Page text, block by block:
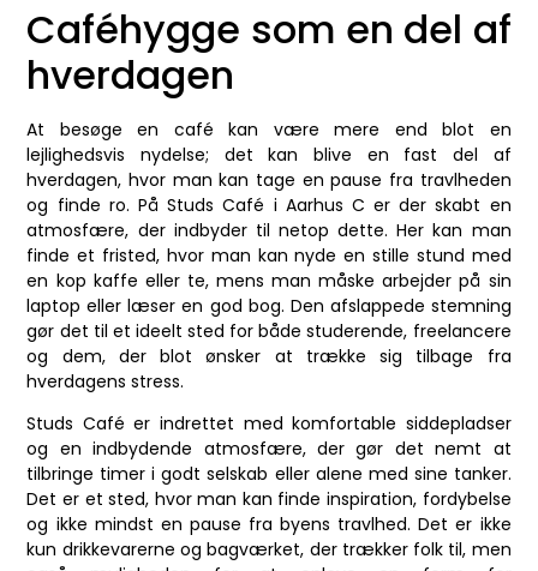
Caféhygge som en del af
hverdagen
At besøge en café kan være mere end blot en
lejlighedsvis nydelse; det kan blive en fast del af
hverdagen, hvor man kan tage en pause fra travlheden
og finde ro. På Studs Café i Aarhus C er der skabt en
atmosfære, der indbyder til netop dette. Her kan man
finde et fristed, hvor man kan nyde en stille stund med
en kop kaffe eller te, mens man måske arbejder på sin
laptop eller læser en god bog. Den afslappede stemning
gør det til et ideelt sted for både studerende, freelancere
og dem, der blot ønsker at trække sig tilbage fra
hverdagens stress.
Studs Café er indrettet med komfortable siddepladser
og en indbydende atmosfære, der gør det nemt at
tilbringe timer i godt selskab eller alene med sine tanker.
Det er et sted, hvor man kan finde inspiration, fordybelse
og ikke mindst en pause fra byens travlhed. Det er ikke
kun drikkevarerne og bagværket, der trækker folk til, men